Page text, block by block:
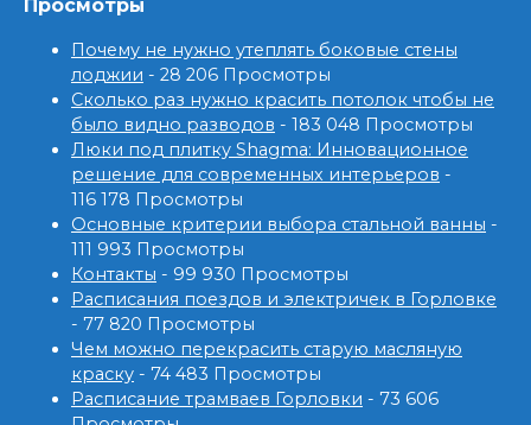
Просмотры
Почему не нужно утеплять боковые стены
лоджии - 28 206 Просмотры
Сколько раз нужно красить потолок чтобы не
было видно разводов - 183 048 Просмотры
Люки под плитку Shagma: Инновационное
решение для современных интерьеров -
116 178 Просмотры
Основные критерии выбора стальной ванны -
111 993 Просмотры
Контакты - 99 930 Просмотры
Расписания поездов и электричек в Горловке
- 77 820 Просмотры
Чем можно перекрасить старую масляную
краску - 74 483 Просмотры
Расписание трамваев Горловки - 73 606